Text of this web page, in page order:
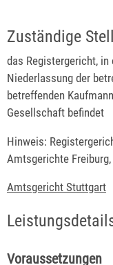
Zuständige
das Registergericht,
Niederlassung der
betreffenden
Gesellschaft befindet
Hinweis:
Amtsgerichte
Amtsgericht Stuttgart
Voraussetzungen